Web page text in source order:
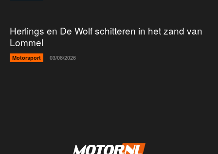
Herlings en De Wolf schitteren in het zand van
Lommel
Motorsport 03/08/2026